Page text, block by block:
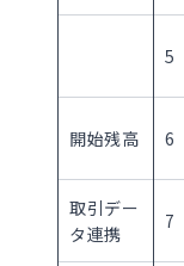
5
開始残高 6
取引デー
タ連携
7